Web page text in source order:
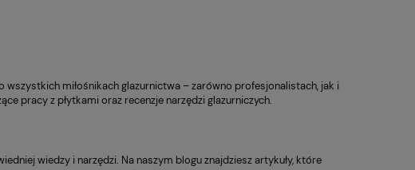
wszystkich miłośnikach glazurnictwa – zarówno profesjonalistach, jak i
pracy z płytkami oraz recenzje narzędzi glazurniczych.
wiedzy i narzędzi. Na naszym blogu znajdziesz artykuły, które